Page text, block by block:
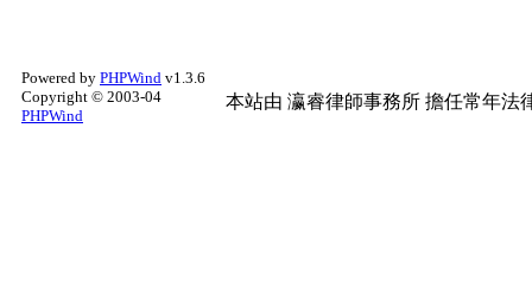
Powered by PHPWind v1.3.6
Copyright © 2003-04
PHPWind
本站由 瀛睿律師事務所 擔任常年法